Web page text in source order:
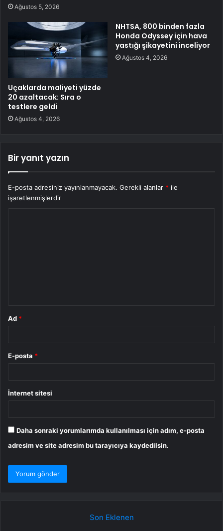
Ağustos 5, 2026
Uçaklarda maliyeti yüzde
20 azaltacak: Sıra o
testlere geldi
Ağustos 4, 2026
NHTSA, 800 binden fazla
Honda Odyssey için hava
yastığı şikayetini inceliyor
Ağustos 4, 2026
Bir yanıt yazın
E-posta adresiniz yayınlanmayacak. Gerekli alanlar * ile
işaretlenmişlerdir
Ad *
E-posta *
İnternet sitesi
Daha sonraki yorumlarımda kullanılması için adım, e-posta
adresim ve site adresim bu tarayıcıya kaydedilsin.
Son Eklenen